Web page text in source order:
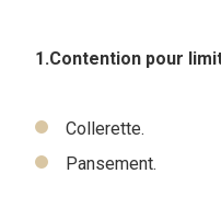
1.Contention pour
Collerette.
Pansement.